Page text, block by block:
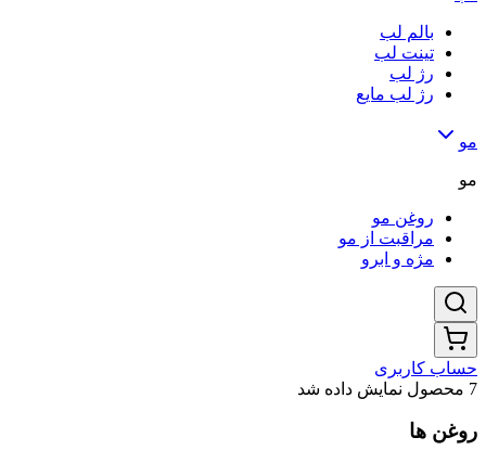
بالم لب
تینت لب
رژ لب
رژ لب مایع
مو
مو
روغن مو
مراقبت از مو
مژه و ابرو
حساب کاربری
7 محصول نمایش داده شد
روغن ها